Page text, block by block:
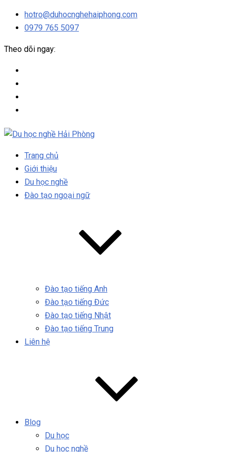
hotro@duhocnghehaiphong.com
0979 765 5097
Theo dõi ngay:
Trang chủ
Giới thiệu
Du học nghề
Đào tạo ngoại ngữ
Đào tạo tiếng Anh
Đào tạo tiếng Đức
Đào tạo tiếng Nhật
Đào tạo tiếng Trung
Liên hệ
Blog
Du học
Du học nghề